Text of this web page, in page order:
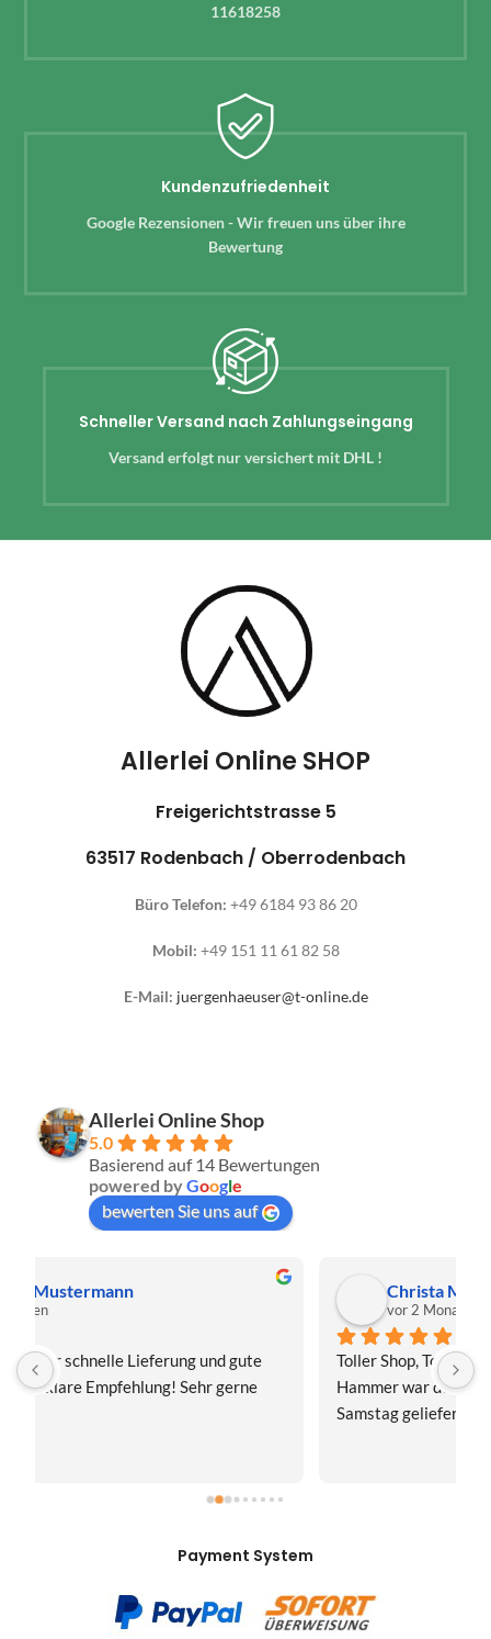
11618258
Kundenzufriedenheit
Google Rezensionen - Wir freuen uns über ihre
Bewertung
Schneller Versand nach Zahlungseingang
Versand erfolgt nur versichert mit DHL !
Allerlei Online SHOP
Freigerichtstrasse 5
63517 Rodenbach / Oberrodenbach
Büro Telefon: +49 6184 93 86 20
Mobil: +49 151 11 61 82 58
E-Mail: juergenhaeuser@t-online.de
Allerlei Online Shop
5.0
Basierend auf 14 Bewertungen
powered byGoogle
bewerten Sie uns auf
Christa Meis
Toller Shop, Top Qualität. Aber der absolute
Hammer war der Turboversand!!! Freitag bestellt,
Samstag geliefert! Mega, nur zu empfehlen👍
Payment System